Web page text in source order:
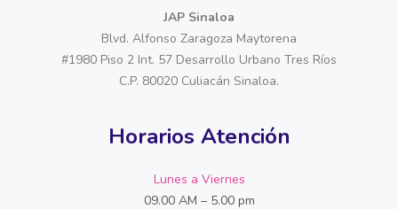
JAP Sinaloa
Blvd. Alfonso Zaragoza Maytorena
#1980 Piso 2 Int. 57 Desarrollo Urbano Tres Ríos
C.P. 80020 Culiacán Sinaloa.
Horarios Atención
Lunes a Viernes
09.00 AM – 5.00 pm